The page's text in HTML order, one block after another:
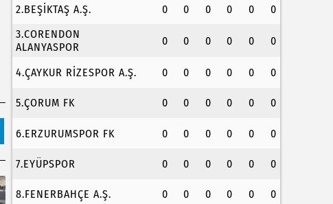
2.BEŞİKTAŞ A.Ş. 0 0 0 0 0
0
3.CORENDON
ALANYASPOR
0 0 0 0 0 0
4.ÇAYKUR RİZESPOR A.Ş. 0 0 0 0 0 0
5.ÇORUM FK 0 0 0 0 0 0
6.ERZURUMSPOR FK 0 0 0 0 0 0
7.EYÜPSPOR 0 0 0 0 0 0
8.FENERBAHÇE A.Ş. 0 0 0 0 0 0